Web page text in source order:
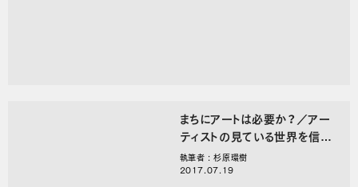
まちにアートは必要か？／アー
ティストの見ている世界を信じ
る（APM#03 後編）
執筆者 : 杉原環樹
2017.07.19